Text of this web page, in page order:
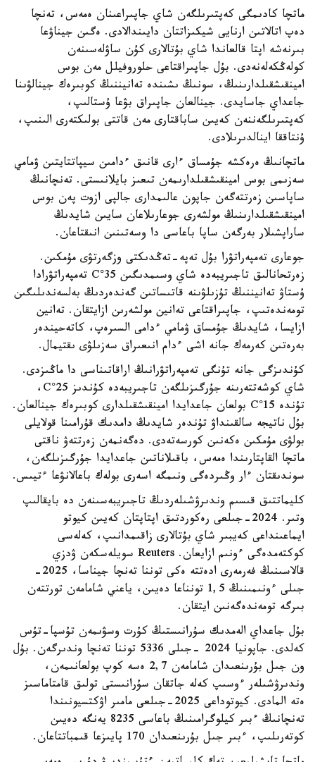
ماتچا كادىمگى كەپتىرىلگەن شاي جاپىراعىنان ەمەس، تەنچا
دەپ اتالاتىن ارنايى شيكىزاتتان دايىندالادى. ەگىن جيناۋعا
بىرنەشە اپتا قالعاندا شاي بۇتالارى كۇن ساۋلەسىنەن
كولەڭكەلەنەدى. بۇل جاپىراقتاعى حلوروفيلل مەن بوس
امينقىشقىلدارىنىڭ، سونىڭ ىشىندە تەانيننىڭ كوبىرەك جينالۋىنا
جاعداي جاسايدى. جينالعان جاپىراق بۋعا ۇستالىپ،
كەپتىرىلگەننەن كەيىن ساباقتارى مەن قاتتى بولىكتەرى الىنىپ،
ۇنتاققا اينالدىرىلادى.
ماتچانىڭ ەرەكشە جۇمساق ءارى قانىق ءدامىن سيپاتتايتىن ۋمامي
سەزىمى بوس امينقىشقىلدارىمەن تىعىز بايلانىستى. تەنچانىڭ
ساپاسىن زەرتتەگەن جاپون عالىمدارى جالپى ازوت پەن بوس
امينقىشقىلدارىنىڭ مولشەرى جوعارىلاعان سايىن شايدىڭ
ساراپشىلار بەرگەن ساپا باعاسى دا وسەتىنىن انىقتاعان.
جوعارى تەمپەراتۋرا بۇل تەپە-تەڭدىكتى وزگەرتۋى مۇمكىن.
زەرتحانالىق تاجىريبەدە شاي وسىمدىگىن 35°C تەمپەراتۋرادا
ۇستاۋ تەانيننىڭ تۇزىلۋىنە قاتىساتىن گەندەردىڭ بەلسەندىلىگىن
تومەندەتىپ، جاپىراقتاعى تەانين مولشەرىن ازايتقان. تەانين
ازايسا، شايدىڭ جۇمساق ۋمامي ءدامى السىرەپ، كاتەحيندەر
بەرەتىن كەرمەك جانە اشى ءدام انىعىراق سەزىلۋى ىقتيمال.
كۇندىزگى جانە تۇنگى تەمپەراتۋرانىڭ اراقاتىناسى دا ماڭىزدى.
شاي كوشەتتەرىنە جۇرگىزىلگەن تاجىريبەدە كۇندىز 25°C،
تۇندە 15°C بولعان جاعدايدا امينقىشقىلدارى كوبىرەك جينالعان.
بۇل ناتيجە سالقىنداۋ تۇندەر شايدىڭ دامدىك قۇرامىنا قولايلى
بولۋى مۇمكىن ەكەنىن كورسەتەدى. دەگەنمەن زەرتتەۋ ناقتى
ماتچا القاپتارىندا ەمەس، باقىلاناتىن جاعدايدا جۇرگىزىلگەن،
سوندىقتان ءار وڭىردەگى ونىمگە اسەرى بولەك باعالانۋعا ءتيىس.
كليماتتىق قىسىم وندىرۋشىلەردىڭ تاجىريبەسىنەن دە بايقالىپ
وتىر. 2024-جىلعى رەكوردتىق اپتاپتان كەيىن كيوتو
ايماعىنداعى كەيبىر شاي بۇتالارى زاقىمدانىپ، كەلەسى
كوكتەمدەگى ءونىم ازايعان. Reuters سويلەسكەن ۋدزي
قالاسىنىڭ فەرمەرى ادەتتە ەكى توننا تەنچا جيناسا، 2025-
جىلى ءونىمىنىڭ 1,5 تونناعا دەيىن، ياعني شامامەن تورتتەن
بىرگە تومەندەگەنىن ايتقان.
بۇل جاعداي الەمدىك سۇرانىستىڭ كۇرت وسۋىمەن تۇسپا-تۇس
كەلدى. جاپونيا 2024 -جىلى 5336 توننا تەنچا وندىرگەن. بۇل
ون جىل بۇرىنعىدان شامامەن 2,7 ەسە كوپ بولعانىمەن،
وندىرۋشىلەر ءوسىپ كەلە جاتقان سۇرانىستى تولىق قامتاماسىز
ەتە المادى. كيوتوداعى 2025-جىلعى مامىر اۋكتسيونىندا
تەنچانىڭ ءبىر كيلوگرامىنىڭ باعاسى 8235 يەنگە دەيىن
كوتەرىلىپ، ءبىر جىل بۇرىنعىدان 170 پايىزعا قىمباتتاعان.